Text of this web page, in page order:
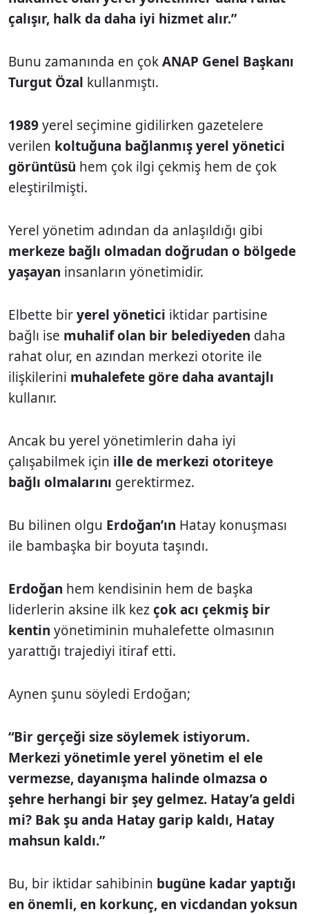
çalışır, halk da daha iyi hizmet alır.”
Bunu zamanında en çokANAP Genel Başkanı
Turgut Özal kullanmıştı.
1989yerel seçimine gidilirken gazetelere
verilen koltuğuna bağlanmış yerel yönetici
görüntüsü hem çok ilgi çekmiş hem de çok
eleştirilmişti.
Yerel yönetim adından da anlaşıldığı gibi
merkeze bağlı olmadan doğrudan o bölgede
yaşayan insanların yönetimidir.
Elbette biryerel yönetici iktidar partisine
bağlı ise muhalif olan bir belediyeden daha
rahat olur, en azından merkezi otorite ile
ilişkilerini muhalefete göre daha avantajlı
kullanır.
Ancak bu yerel yönetimlerin daha iyi
çalışabilmek için ille de merkezi otoriteye
bağlı olmalarını gerektirmez.
Bu bilinen olgu Erdoğan’ın Hatay konuşması
ile bambaşka bir boyuta taşındı.
Erdoğan hem kendisinin hem de başka
liderlerin aksine ilk kezçok acı çekmiş bir
kentin yönetiminin muhalefette olmasının
yarattığı trajediyi itiraf etti.
Aynen şunu söyledi Erdoğan;
“Bir gerçeği size söylemek istiyorum.
Merkezi yönetimle yerel yönetim el ele
vermezse, dayanışma halinde olmazsa o
şehre herhangi bir şey gelmez. Hatay’a geldi
mi? Bak şu anda Hatay garip kaldı, Hatay
mahsun kaldı.”
Bu, bir iktidar sahibinin bugüne kadar yaptığı
en önemli, en korkunç, en vicdandan yoksun